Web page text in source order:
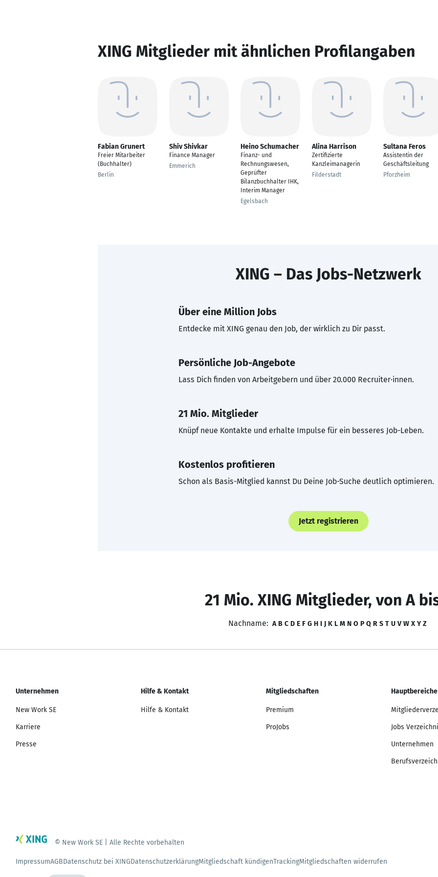
XING Mitglieder mit ähnlichen Profilangaben
Fabian Grunert
Freier Mitarbeiter
(Buchhalter)
Berlin
Shiv Shivkar
Finance Manager
Emmerich
Heino Schumacher
Finanz- und
Rechnungswesen,
Geprüfter
Bilanzbuchhalter IHK,
Interim Manager
Egelsbach
Alina Harrison
Zertifizierte
Kanzleimanagerin
Filderstadt
Sultana Feros
Assistentin der
Geschäftsleitung
Pforzheim
XING – Das Jobs-Netzwerk
Über eine Million Jobs
Entdecke mit XING genau den Job, der wirklich zu Dir passt.
Persönliche Job-Angebote
Lass Dich finden von Arbeitgebern und über 20.000 Recruiter·innen.
21 Mio. Mitglieder
Knüpf neue Kontakte und erhalte Impulse für ein besseres Job-Leben.
Kostenlos profitieren
Schon als Basis-Mitglied kannst Du Deine Job-Suche deutlich optimieren.
Jetzt registrieren
21 Mio. XING Mitglieder, von A
Nachname: A B C D E F G H I J K L M N O P Q R S T U V W X Y Z
Unternehmen
New Work SE
Karriere
Presse
Hilfe & Kontakt
Hilfe & Kontakt
Mitgliedschaften
Premium
ProJobs
Hauptbereiche
Jobs
Unternehmen
© New Work SE | Alle Rechte vorbehalten
ImpressumAGBDatenschutz bei XINGDatenschutzerklärungMitgliedschaft kündigenTrackingMitgliedschaften widerrufen